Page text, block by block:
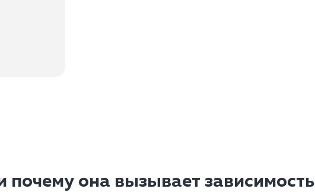
почему она вызывает зависимость